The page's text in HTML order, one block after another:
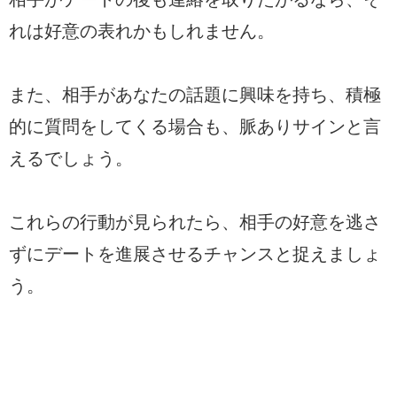
れは好意の表れかもしれません。
また、相手があなたの話題に興味を持ち、積極
的に質問をしてくる場合も、脈ありサインと言
えるでしょう。
これらの行動が見られたら、相手の好意を逃さ
ずにデートを進展させるチャンスと捉えましょ
う。